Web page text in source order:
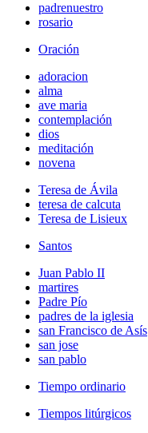
padrenuestro
rosario
Oración
adoracion
alma
ave maria
contemplación
dios
meditación
novena
Teresa de Ávila
teresa de calcuta
Teresa de Lisieux
Santos
Juan Pablo II
martires
Padre Pío
padres de la iglesia
san Francisco de Asís
san jose
san pablo
Tiempo ordinario
Tiempos litúrgicos